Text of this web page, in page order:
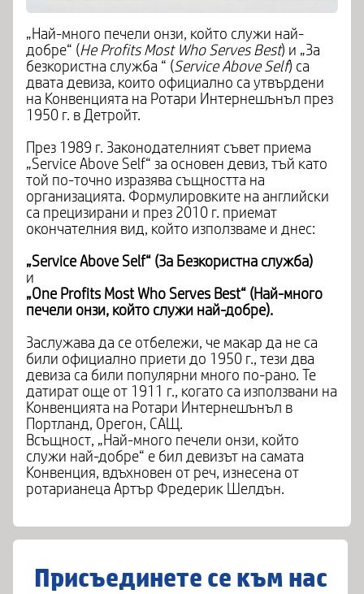
„Най-много печели онзи, който служи най-
добре“ (He Profits Most Who Serves Best) и „За
безкористна служба “ (Service Above Self) са
двата девиза, които официално са утвърдени
на Конвенцията на Ротари Интернешънъл през
1950 г. в Детройт.
През 1989 г. Законодателният съвет приема
„Service Above Self“ за основен девиз, тъй като
той по-точно изразява същността на
организацията. Формулировките на английски
са прецизирани и през 2010 г. приемат
окончателния вид, който използваме и днес:
„Service Above Self“ (За Безкористна служба)
и
„One Profits Most Who Serves Best“ (Най-много
печели онзи, който служи най-добре).
Заслужава да се отбележи, че макар да не са
били официално приети до 1950 г., тези два
девиза са били популярни много по-рано. Те
датират още от 1911 г., когато са използвани на
Конвенцията на Ротари Интернешънъл в
Портланд, Орегон, САЩ.
Всъщност, „Най-много печели онзи, който
служи най-добре“ е бил девизът на самата
Конвенция, вдъхновен от реч, изнесена от
ротарианеца Артър Фредерик Шелдън.
Присъединете се към нас